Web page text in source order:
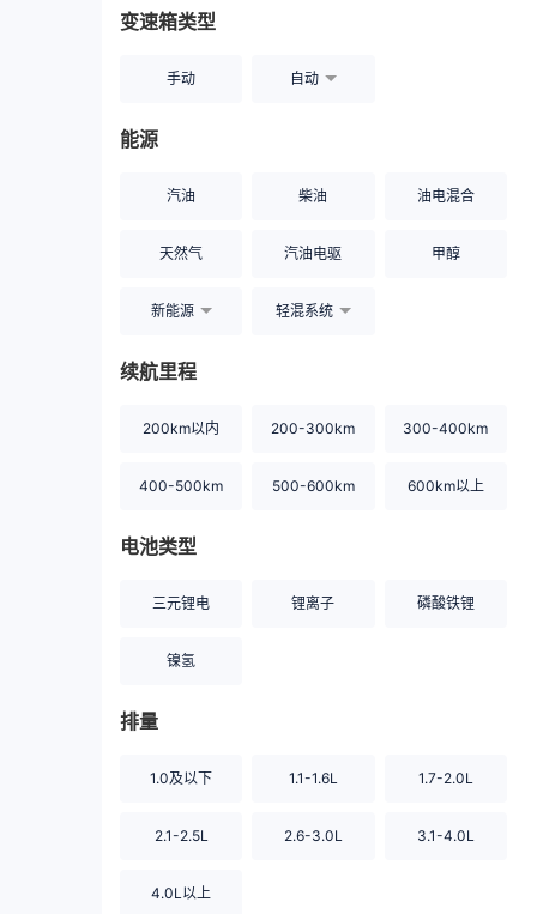
变速箱类型
手动 自动
能源
汽油 柴油 油电混合
天然气 汽油电驱 甲醇
新能源 轻混系统
续航里程
200km以内 200-300km 300-400km
400-500km 500-600km 600km以上
电池类型
三元锂电 锂离子 磷酸铁锂
镍氢
排量
1.0及以下 1.1-1.6L 1.7-2.0L
2.1-2.5L 2.6-3.0L 3.1-4.0L
4.0L以上